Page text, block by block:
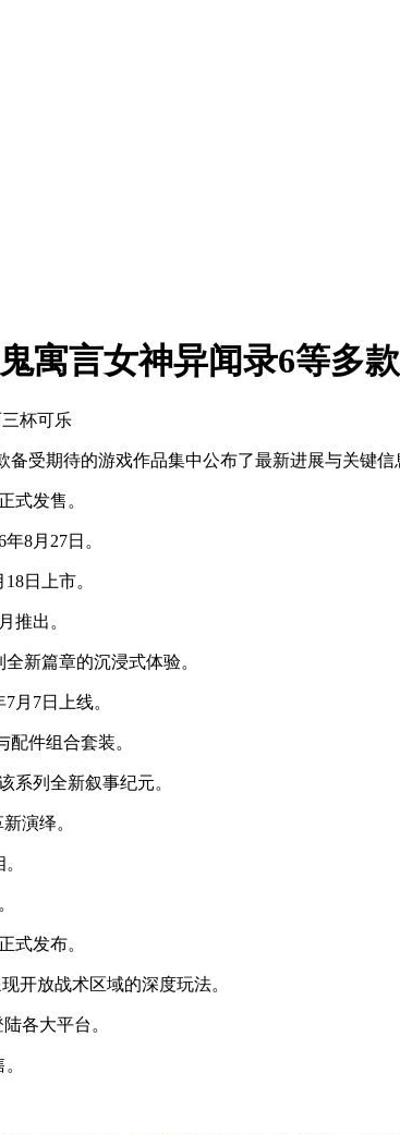
寓言女神异闻录6等多
杯可乐
受期待的游戏作品集中公布了最新进展与关键
式发售。
8月27日。
日上市。
推出。
新篇章的沉浸式体验。
月7日上线。
配件组合套装。
系列全新叙事纪元。
演绎。
式发布。
开放战术区域的深度玩法。
各大平台。